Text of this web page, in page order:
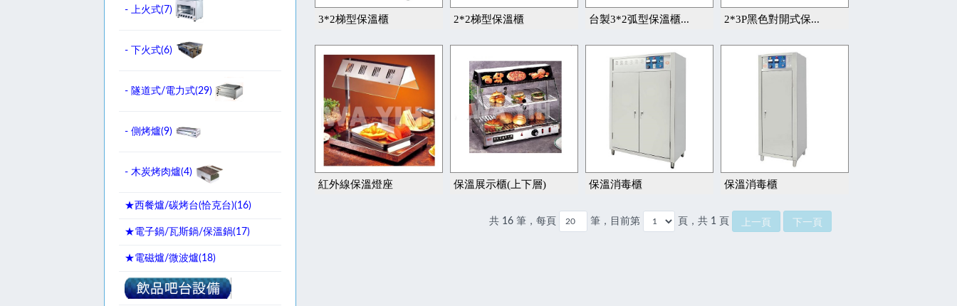
- 上火式( 7)
- 下火式(6)
- 隧道式/電力式(29)
- 側烤爐(9)
- 木炭烤肉爐(4)
★西餐爐/碳烤台(恰克台)(16)
★電子鍋/瓦斯鍋/保溫鍋(17)
★電磁爐/微波爐(18)
3*2梯型保溫櫃 2*2梯型保溫櫃 台製3*2弧型保溫櫃... 2*3P黑色對開式保...
紅外線保溫燈座 保溫展示櫃(上下層) 保溫消毒櫃 保溫消毒櫃
共 16 筆，每頁 筆，目前第 頁，共 1 頁 上一頁 下一頁